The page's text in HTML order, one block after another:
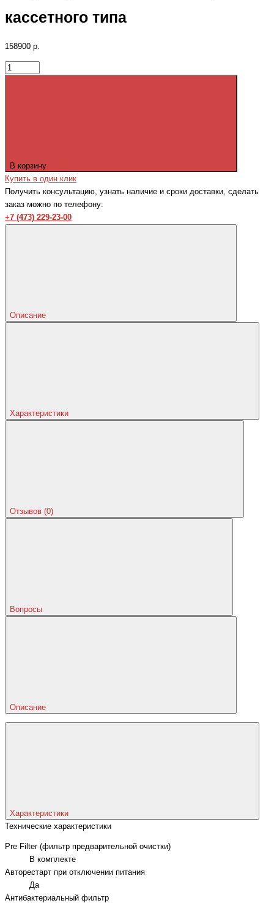
кассетного типа
158900 р.
В корзину
Купить в один клик
Получить консультацию, узнать наличие и сроки доставки, сделать
заказ можно по телефону:
+7 (473) 229-23-00
Описание
Характеристики
Отзывов (0)
Вопросы
Описание
Характеристики
Технические характеристики
Pre Filter (фильтр предварительной очистки)
В комплекте
Авторестарт при отключении питания
Да
Антибактериальный фильтр